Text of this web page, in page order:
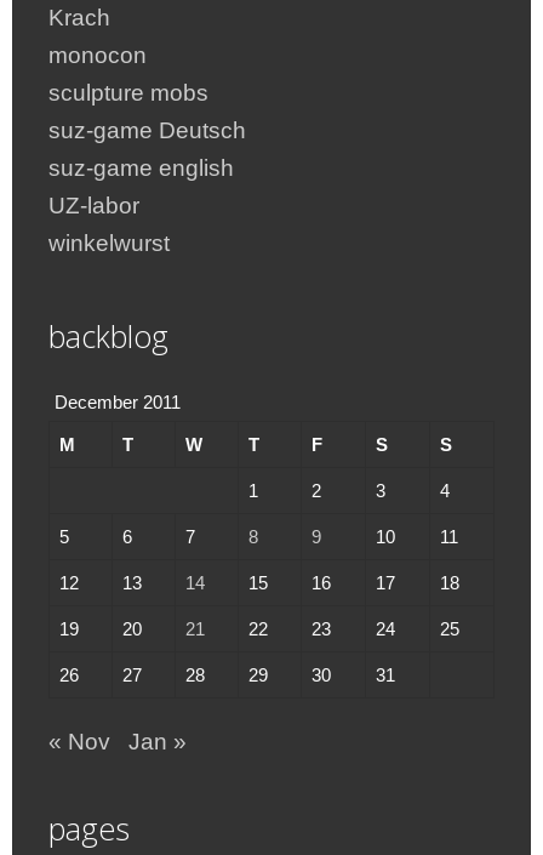
Krach
monocon
sculpture mobs
suz-game Deutsch
suz-game english
UZ-labor
winkelwurst
backblog
December 2011
M T W T F S S
1 2 3 4
5 6 7 8 9 10 11
12 13 14 15 16 17 18
19 20 21 22 23 24 25
26 27 28 29 30 31
« Nov Jan »
pages